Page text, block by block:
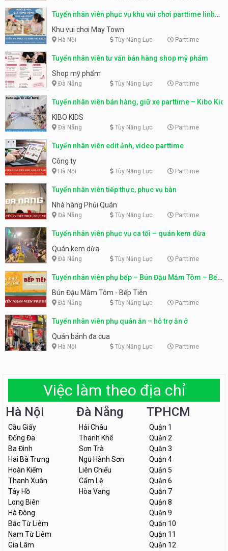
Tuyển nhân viên phục vụ khu vui chơi parttime linh
động
Khu vui chơi May Town
Hà Nội Tùy Năng Lực Parttime
Tuyển nhân viên tư vấn bán hàng shop mỹ phẩm
Shop mỹ phẩm
Đà Nẵng Tùy Năng Lực Parttime
Tuyển nhân viên bán hàng, giữ xe parttime – Kibo Kid
KIBO KIDS
Đà Nẵng Tùy Năng Lực Parttime
Tuyển nhân viên edit ảnh, video parttime
Công ty
Hà Nội Tùy Năng Lực Parttime
Tuyển nhân viên tiếp thực, phục vụ bàn
Nhà hàng Phủi Quán
Đà Nẵng Tùy Năng Lực Parttime
Tuyển nhân viên phục vụ ca tối – quán kem dừa
Quán kem dừa
Đà Nẵng Tùy Năng Lực Parttime
Tuyển nhân viên phụ bếp – Bún Đậu Mắm Tôm – Bếp
Tiên
Bún Đậu Mắm Tôm - Bếp Tiên
Đà Nẵng Tùy Năng Lực Parttime
Tuyển nhân viên phụ quán ăn – hỗ trợ ăn ở
Quán bánh đa cua
Hà Nội Tùy Năng Lực Parttime
Việc làm theo địa chỉ
Hà Nội
Cầu Giấy
Đống Đa
Ba Đình
Hai Bà Trưng
Hoàn Kiếm
Thanh Xuân
Tây Hồ
Long Biên
Hà Đông
Bắc Từ Liêm
Nam Từ Liêm
Gia Lâm
Đà Nẵng
Hải Châu
Thanh Khê
Sơn Trà
Ngũ Hành Sơn
Liên Chiểu
Cẩm Lệ
Hòa Vang
TPHCM
Quận 1
Quận 2
Quận 3
Quận 4
Quận 5
Quận 6
Quận 7
Quận 8
Quận 9
Quận 10
Quận 11
Quận 12